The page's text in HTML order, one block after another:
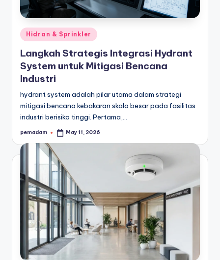
Posted
in
Hidran & Sprinkler
Langkah Strategis Integrasi Hydrant
System untuk Mitigasi Bencana
Industri
hydrant system adalah pilar utama dalam strategi
mitigasi bencana kebakaran skala besar pada fasilitas
industri berisiko tinggi. Pertama,…
Posted
pemadam May 11, 2026